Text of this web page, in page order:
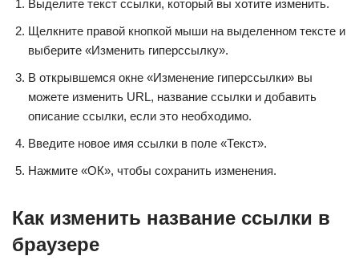
Выделите текст ссылки, который вы хотите изменить.
Щелкните правой кнопкой мыши на выделенном тексте и
выберите «Изменить гиперссылку».
В открывшемся окне «Изменение гиперссылки» вы
можете изменить URL, название ссылки и добавить
описание ссылки, если это необходимо.
Введите новое имя ссылки в поле «Текст».
Нажмите «ОК», чтобы сохранить изменения.
Как изменить название ссылки в
браузере